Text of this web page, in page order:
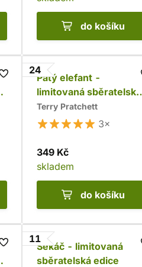
do košíku
24
Pátý elefant -
limitovaná sběratelská
edice
Terry Pratchett
3×
349 Kč
skladem
do košíku
11
Sekáč - limitovaná
sběratelská edice